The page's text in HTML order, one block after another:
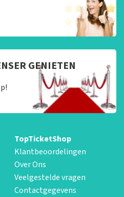
GENIETEN
TopTicketShop
Klantbeoordelingen
Over Ons
Veelgestelde vragen
Contactgegevens